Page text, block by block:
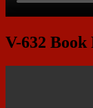
V-632 Book